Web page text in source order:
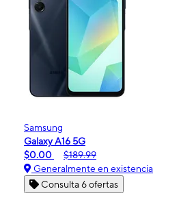
Samsung
Galaxy A16 5G
$0.00
$189.99
Generalmente en existencia
Consulta 6 ofertas